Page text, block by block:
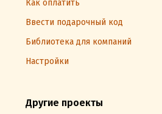
Как оплатить
Ввести подарочный код
Библиотека для компаний
Настройки
Другие проекты